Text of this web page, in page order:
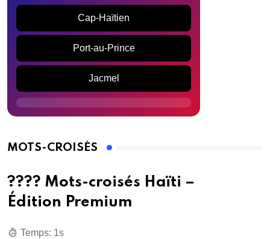
Cap-Haïtien
Port-au-Prince
Jacmel
MOTS-CROISÉS
???? Mots-croisés Haïti –
Édition Premium
Temps: 2s